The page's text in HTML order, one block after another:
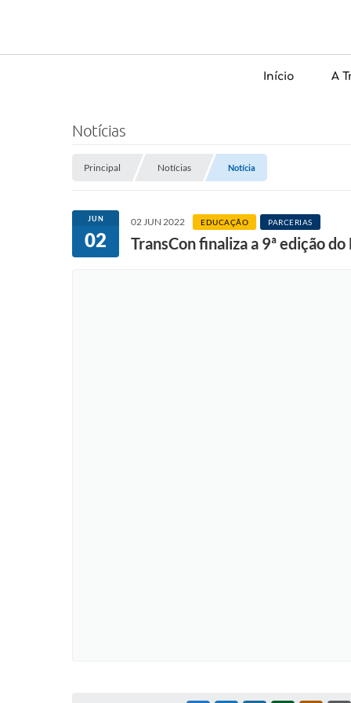
Início A
Notícias
Principal Notícias Notícia
JUN
02
02 JUN 2022 EDUCAÇÃO PARCERIAS
TransCon finaliza a 9ª edição